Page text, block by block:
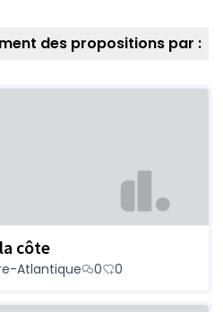
des propositions par :
côte
Atlantique 0 0